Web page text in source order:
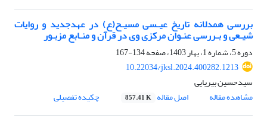
بررسی همدلانه تاریخ عیـسی مسیـح(ع) در عهدجدید و روایات
شیـعی و بـررسی عنـوان مرکزی وی در قرآن و منـابع مزبـور
دوره 5، شماره 1، بهار 1403، صفحه
134-167
10.22034/jksl.2024.400282.1213
سیدحسین بیریایی
مشاهده مقاله
اصل مقاله 857.41 K چکیده تفصیلی